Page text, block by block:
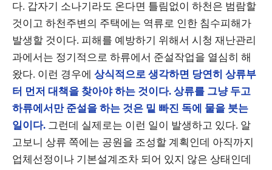
다. 갑자기 소나기라도 온다면 틀림없이 하천은 범람할
것이고 하천주변의 주택에는 역류로 인한 침수피해가
발생할 것이다. 피해를 예방하기 위해서 시청 재난관리
과에서는 정기적으로 하류에서 준설작업을 열심히 해
왔다. 이런 경우에 상식적으로 생각하면 당연히 상류부
터 먼저 대책을 찾아야 하는 것이다. 상류를 그냥 두고
하류에서만 준설을 하는 것은 밑 빠진 독에 물을 붓는
일이다. 그런데 실제로는 이런 일이 발생하고 있다. 알
고보니 상류 쪽에는 공원을 조성할 계획인데 아직까지
업체선정이나 기본설계조차 되어 있지 않은 상태인데